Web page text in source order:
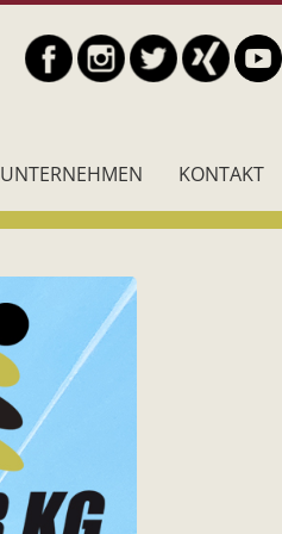
UNTERNEHMEN KONTAKT